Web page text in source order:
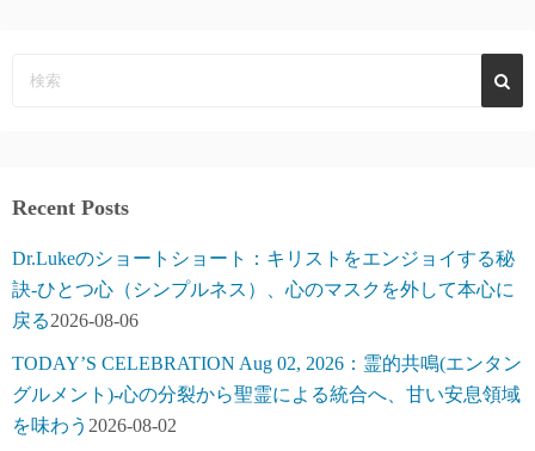
Recent Posts
Dr.Lukeのショートショート：キリストをエンジョイする秘
訣-ひとつ心（シンプルネス）、心のマスクを外して本心に
戻る2026-08-06
TODAY’S CELEBRATION Aug 02, 2026：霊的共鳴(エンタン
グルメント)-心の分裂から聖霊による統合へ、甘い安息領域
を味わう 2026-08-02